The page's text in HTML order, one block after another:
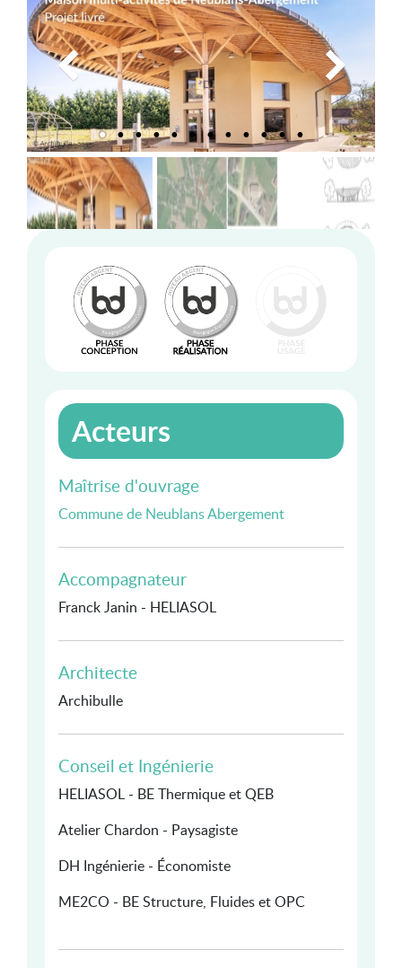
Acteurs
Maîtrise d'ouvrage
Commune de Neublans Abergement
Accompagnateur
Franck Janin - HELIASOL
Architecte
Archibulle
Conseil et Ingénierie
HELIASOL - BE Thermique et QEB
Atelier Chardon - Paysagiste
DH Ingénierie - Économiste
ME2CO - BE Structure, Fluides et OPC